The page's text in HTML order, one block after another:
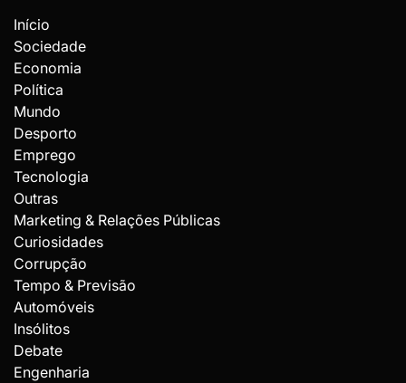
Início
Sociedade
Economia
Política
Mundo
Desporto
Emprego
Tecnologia
Outras
Marketing & Relações Públicas
Curiosidades
Corrupção
Tempo & Previsão
Automóveis
Insólitos
Debate
Engenharia